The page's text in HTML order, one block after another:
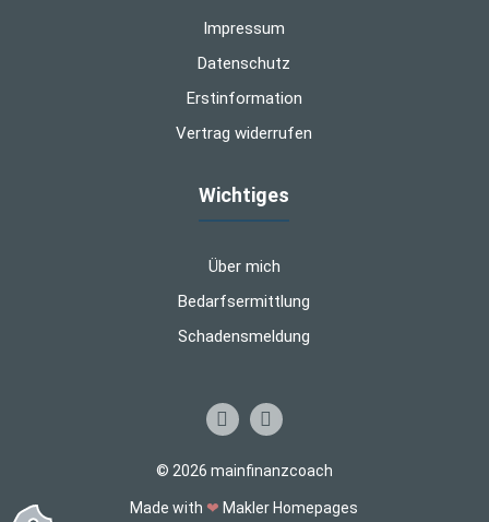
Impressum
Datenschutz
Erstinformation
Vertrag widerrufen
Wichtiges
Über mich
Bedarfsermittlung
Schadensmeldung
© 2026 mainfinanzcoach
Made with❤ Makler Homepages